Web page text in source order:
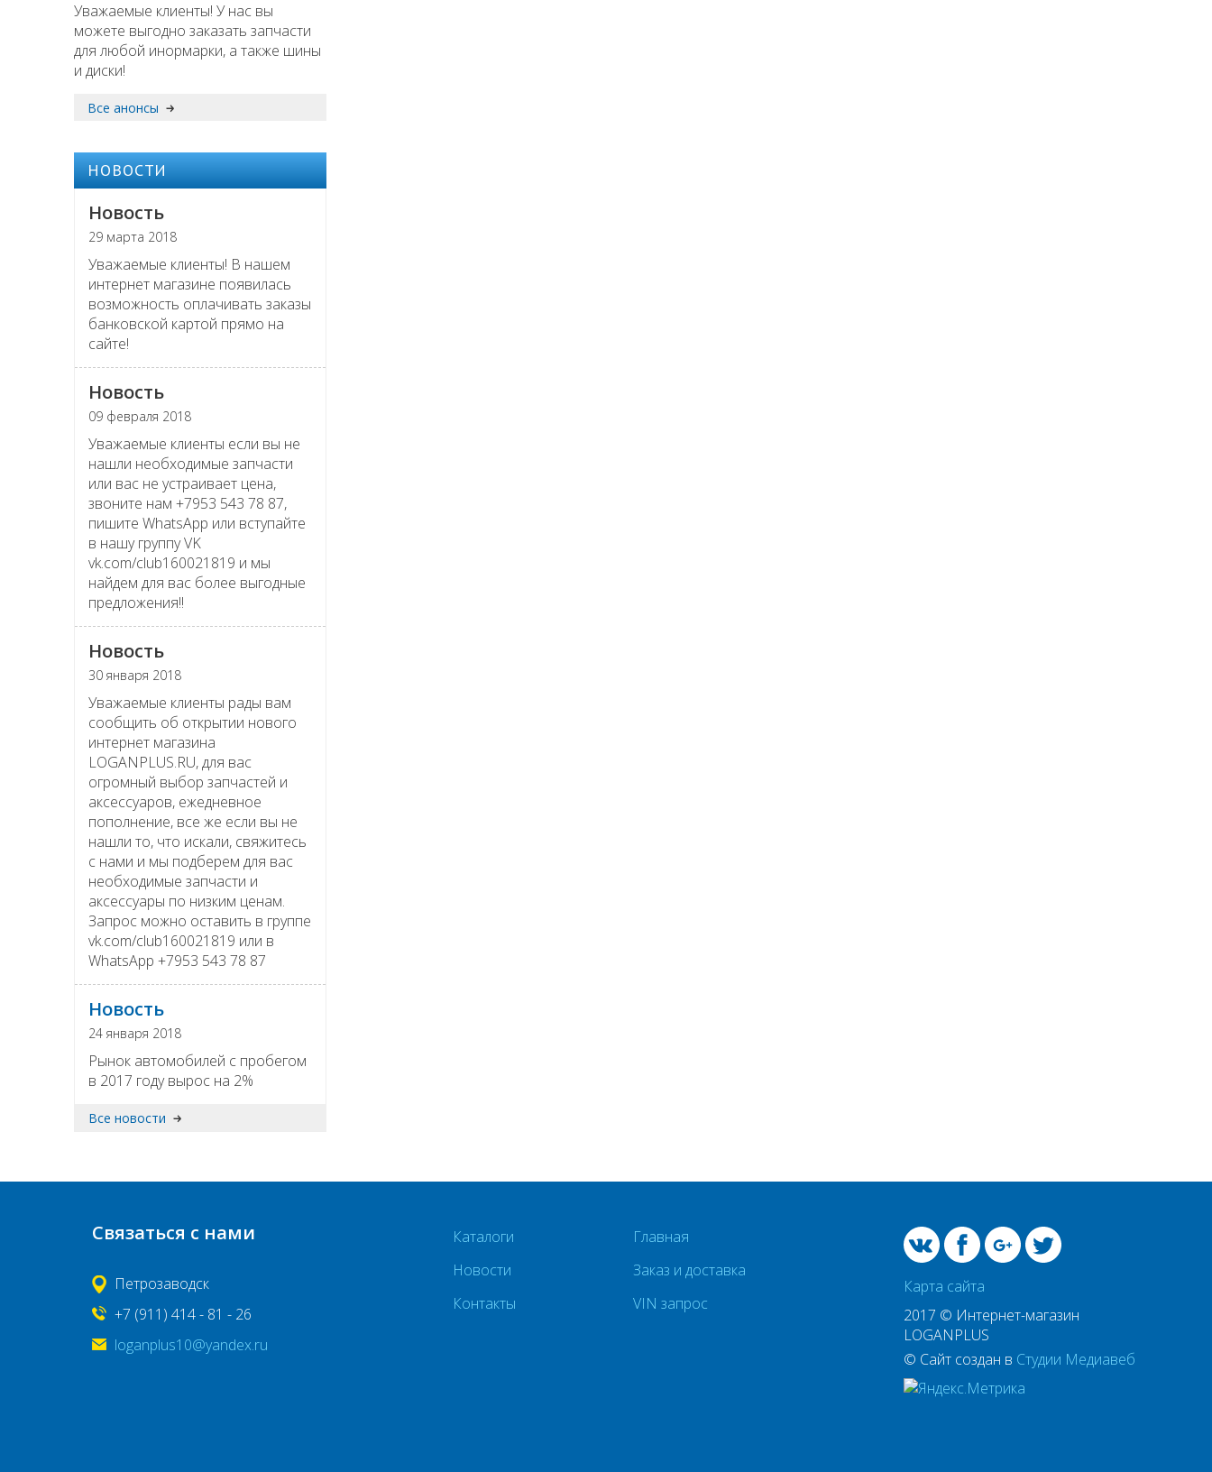
Уважаемые клиенты! У нас вы
можете выгодно заказать запчасти
для любой инормарки, а также шины
и диски!
Все анонсы
НОВОСТИ
Новость
29 марта 2018
Уважаемые клиенты! В нашем
интернет магазине появилась
возможность оплачивать заказы
банковской картой прямо на
сайте!
Новость
09 февраля 2018
Уважаемые клиенты если вы не
нашли необходимые запчасти
или вас не устраивает цена,
звоните нам +7953 543 78 87,
пишите WhatsApp или вступайте
в нашу группу VK
vk.com/club160021819 и мы
найдем для вас более выгодные
предложения!!
Новость
30 января 2018
Уважаемые клиенты рады вам
сообщить об открытии нового
интернет магазина
LOGANPLUS.RU, для вас
огромный выбор запчастей и
аксессуаров, ежедневное
пополнение, все же если вы не
нашли то, что искали, свяжитесь
с нами и мы подберем для вас
необходимые запчасти и
аксессуары по низким ценам.
Запрос можно оставить в группе
vk.com/club160021819 или в
WhatsApp +7953 543 78 87
Новость
24 января 2018
Рынок автомобилей с пробегом
в 2017 году вырос на 2%
Все новости
Карта сайта
2017 © Интернет-магазин
LOGANPLUS
© Сайт создан в Студии Медиавеб
Каталоги
Главная
Новости
Заказ и доставка
Контакты
VIN запрос
Связаться с нами
Петрозаводск
+7 (911) 414 - 81 - 26
loganplus10@yandex.ru